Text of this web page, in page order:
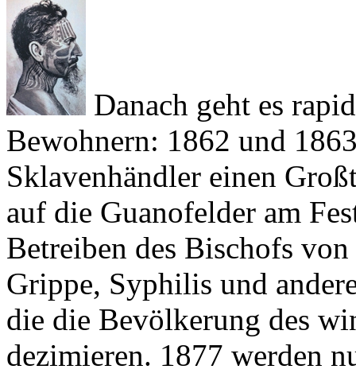
Bewohnern: 1862 und
Sklavenhändler einen
auf die Guanofelder am
Betreiben des Bischofs
Grippe, Syphilis und
die die Bevölkerung des
dezimieren. 1877 werden
länger als eine Generation